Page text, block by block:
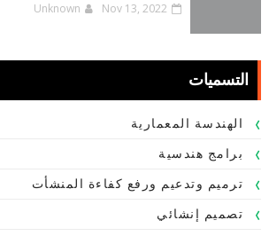
Unknown Nov 13, 2022
التسميات
الهندسة المعمارية
برامج هندسية
ترميم وتدعيم ورفع كفاءة المنشأت
تصميم إنشائي